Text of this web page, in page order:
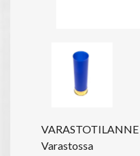
VARASTOTILANNE
Varastossa